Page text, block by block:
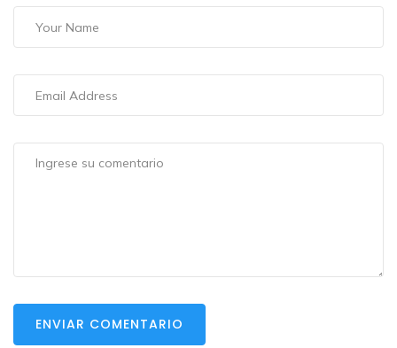
ENVIAR COMENTARIO